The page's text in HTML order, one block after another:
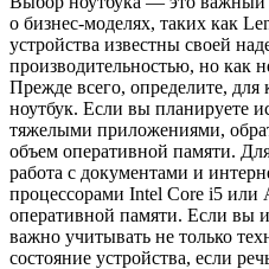
о бизнес-моделях, таких как
устройства известны своей
производительностью, но как
Прежде всего, определите, для
ноутбук. Если вы планируете
тяжелыми приложениями,
объем оперативной памяти.
работа с документами и
процессорами Intel Core i5
оперативной памяти. Если вы
важно учитывать не только
состояние устройства, если